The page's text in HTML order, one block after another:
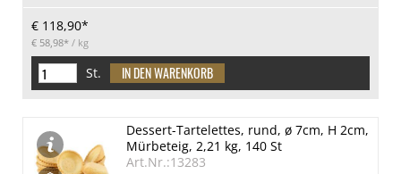
€ 118,90*
€ 58,98* / kg
St.
Dessert-Tartelettes, rund, ø 7cm, H 2cm,
Mürbeteig, 2,21 kg, 140 St
Art.Nr.:13283